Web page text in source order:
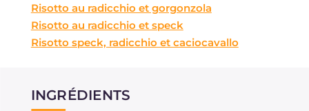
Risotto au radicchio et gorgonzola
Risotto au radicchio et speck
Risotto speck, radicchio et caciocavallo
INGRÉDIENTS